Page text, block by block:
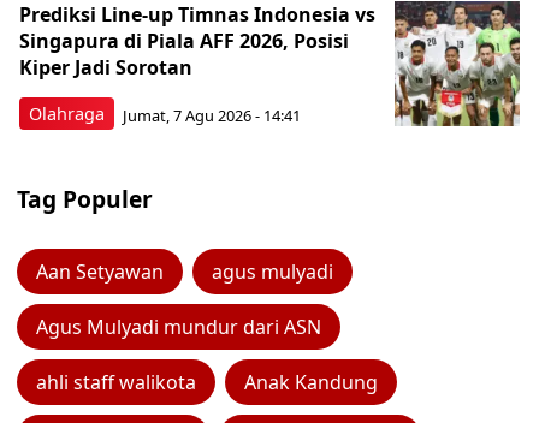
Olahraga
Prediksi Line-up Timnas Indonesia vs
Singapura di Piala AFF 2026, Posisi
Kiper Jadi Sorotan
Jumat, 7 Agu 2026 - 14:41
Tag Populer
Aan Setyawan agus mulyadi
Agus Mulyadi mundur dari ASN
ahli staff walikota Anak Kandung